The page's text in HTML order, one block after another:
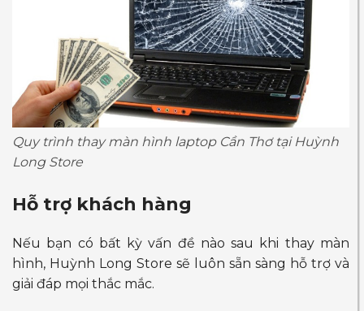
Quy trình thay màn hình laptop Cần Thơ tại Huỳnh
Long Store
Hỗ trợ khách hàng
Nếu bạn có bất kỳ vấn đề nào sau khi thay màn
hình, Huỳnh Long Store sẽ luôn sẵn sàng hỗ trợ và
giải đáp mọi thắc mắc.